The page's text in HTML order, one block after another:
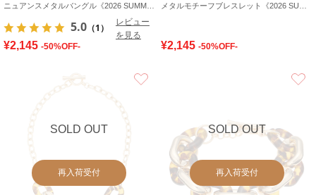
5.0 （1）
レビュー
を見る
¥2,145 -50%OFF- ¥2,145 -50%OFF-
SOLD OUT
再入荷受付
SOLD OUT
再入荷受付